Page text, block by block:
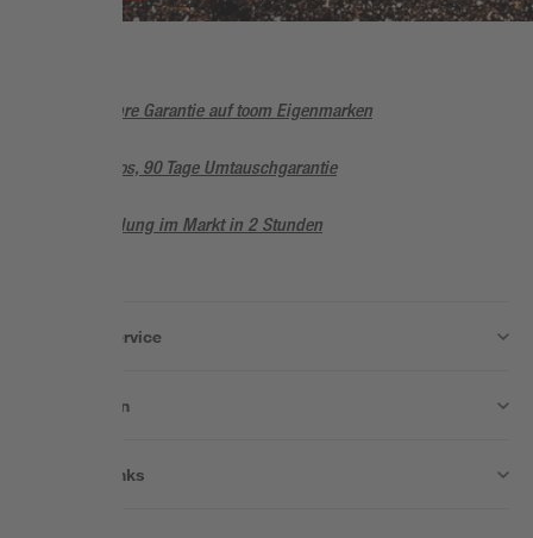
5 Jahre Garantie auf toom Eigenmarken
Sorglos, 90 Tage Umtauschgarantie
Abholung im Markt in 2 Stunden
Wissen & Service
Unternehmen
Nützliche Links